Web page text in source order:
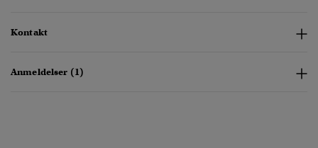
Kontakt
Anmeldelser (1)